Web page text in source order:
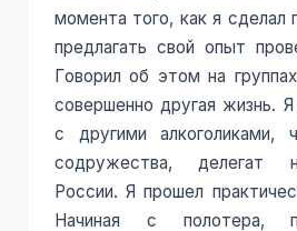
момента того, как я сделал
предлагать свой опыт
Говорил об этом на
совершенно другая жизнь.
с другими алкоголиками,
содружества, делегат
России. Я прошел
Начиная с полотера,